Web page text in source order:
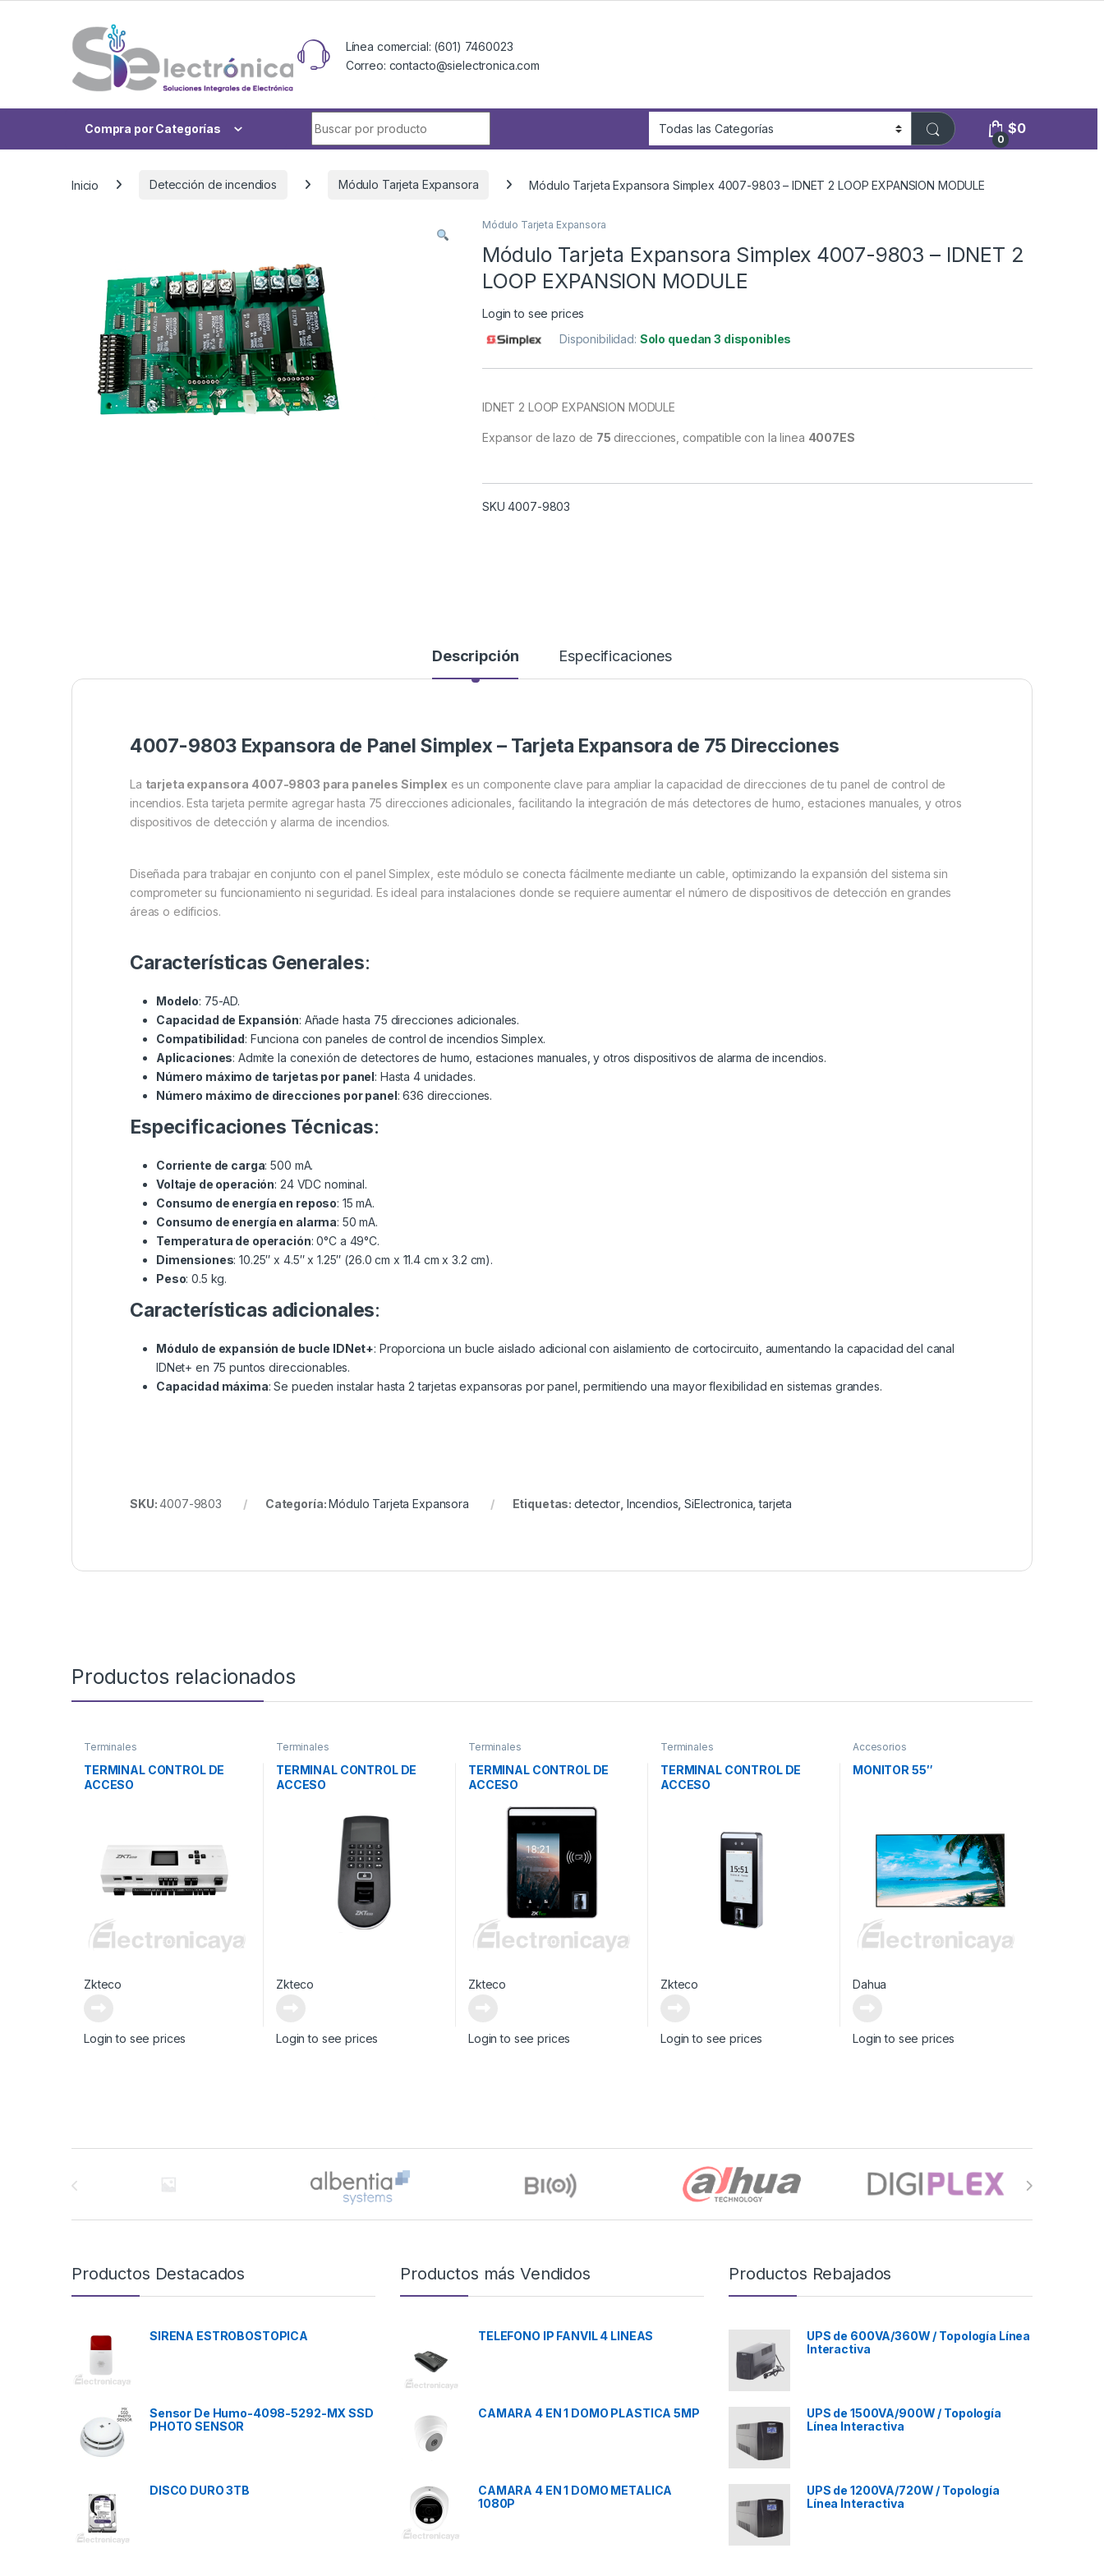
Línea comercial: (601) 7460023
Correo: contacto@sielectronica.com
Compra por Categorías
0
$0
Inicio Detección de incendios Módulo Tarjeta Expansora Módulo Tarjeta Expansora Simplex 4007-9803 – IDNET 2 LOOP EXPANSION MODULE
Módulo Tarjeta Expansora
Módulo Tarjeta Expansora Simplex 4007-9803 – IDNET 2
LOOP EXPANSION MODULE
Login to see prices
Disponibilidad: Solo quedan 3 disponibles
IDNET 2 LOOP EXPANSION MODULE
Expansor de lazo de 75 direcciones, compatible con la linea 4007ES
SKU 4007-9803
Descripción Especificaciones
4007-9803 Expansora de Panel Simplex – Tarjeta Expansora de 75 Direcciones
La tarjeta expansora 4007-9803 para paneles Simplex es un componente clave para ampliar la capacidad de direcciones de tu panel de control de
incendios. Esta tarjeta permite agregar hasta 75 direcciones adicionales, facilitando la integración de más detectores de humo, estaciones manuales, y otros
dispositivos de detección y alarma de incendios.
Diseñada para trabajar en conjunto con el panel Simplex, este módulo se conecta fácilmente mediante un cable, optimizando la expansión del sistema sin
comprometer su funcionamiento ni seguridad. Es ideal para instalaciones donde se requiere aumentar el número de dispositivos de detección en grandes
áreas o edificios.
Características Generales:
Modelo: 75-AD.
Capacidad de Expansión: Añade hasta 75 direcciones adicionales.
Compatibilidad: Funciona con paneles de control de incendios Simplex.
Aplicaciones: Admite la conexión de detectores de humo, estaciones manuales, y otros dispositivos de alarma de incendios.
Número máximo de tarjetas por panel: Hasta 4 unidades.
Número máximo de direcciones por panel: 636 direcciones.
Especificaciones Técnicas:
Corriente de carga: 500 mA.
Voltaje de operación: 24 VDC nominal.
Consumo de energía en reposo: 15 mA.
Consumo de energía en alarma: 50 mA.
Temperatura de operación: 0°C a 49°C.
Dimensiones: 10.25″ x 4.5″ x 1.25″ (26.0 cm x 11.4 cm x 3.2 cm).
Peso: 0.5 kg.
Características adicionales:
Módulo de expansión de bucle IDNet+: Proporciona un bucle aislado adicional con aislamiento de cortocircuito, aumentando la capacidad del canal
IDNet+ en 75 puntos direccionables.
Capacidad máxima: Se pueden instalar hasta 2 tarjetas expansoras por panel, permitiendo una mayor flexibilidad en sistemas grandes.
SKU:4007-9803 Categoría:Módulo Tarjeta Expansora Etiquetas:detector, Incendios ,SiElectronica ,tarjeta
Productos relacionados
Terminales
TERMINAL CONTROL DE
ACCESO
Zkteco
Login to see prices
Terminales
TERMINAL CONTROL DE
ACCESO
Zkteco
Login to see prices
Terminales
TERMINAL CONTROL DE
ACCESO
Zkteco
Login to see prices
Terminales
TERMINAL CONTROL DE
ACCESO
Zkteco
Login to see prices
Accesorios
MONITOR 55″
Dahua
Login to see prices
Productos Destacados
SIRENA ESTROBOSTOPICA
Sensor De Humo-4098-5292-MX SSD
PHOTO SENSOR
DISCO DURO 3TB
Productos más Vendidos
TELEFONO IP FANVIL 4 LINEAS
CAMARA 4 EN 1 DOMO PLASTICA 5MP
CAMARA 4 EN 1 DOMO METALICA
1080P
Productos Rebajados
UPS de 600VA/360W / Topología Línea
Interactiva
UPS de 1500VA/900W / Topología
Línea Interactiva
UPS de 1200VA/720W / Topología
Línea Interactiva